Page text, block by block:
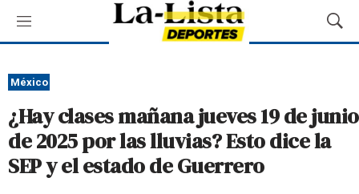
M
e
ú
M
o
a
r
México
¿Hay clases mañana jueves 19 de junio
de 2025 por las lluvias? Esto dice la
SEP y el estado de Guerrero